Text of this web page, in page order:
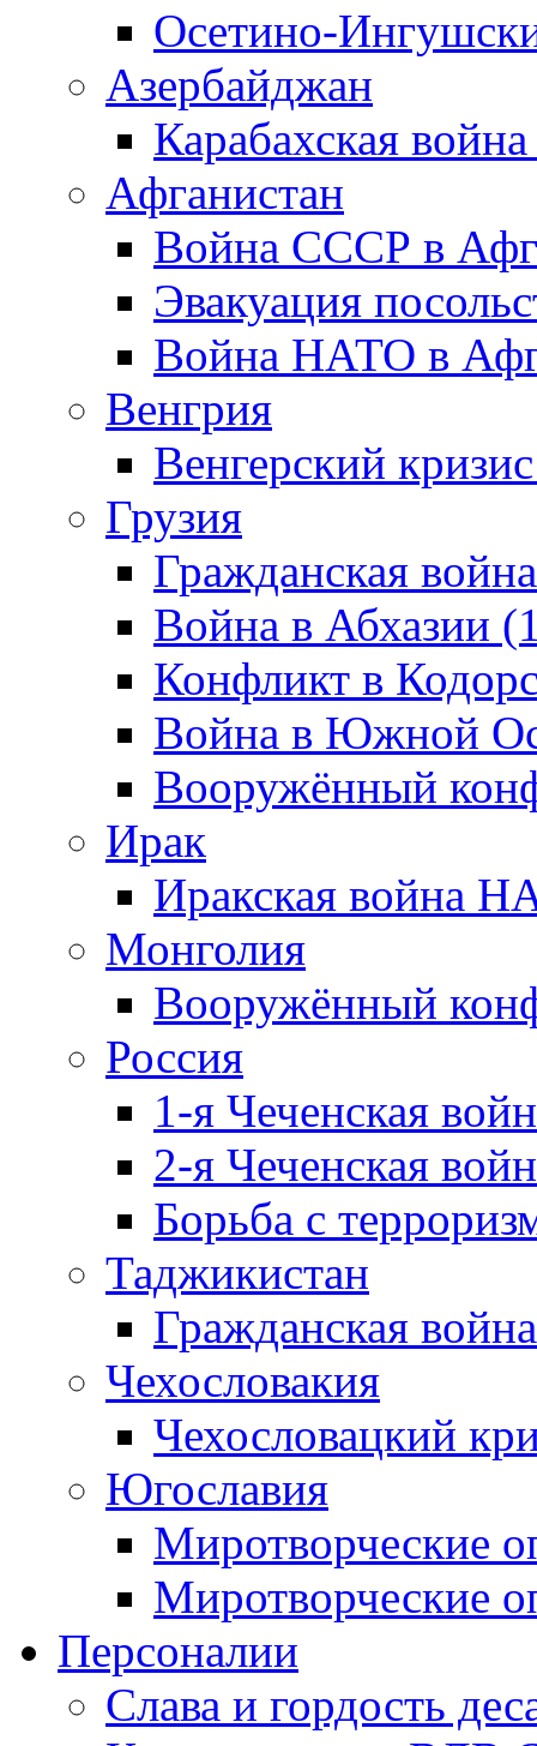
Осетино-
Азербайджан
Карабахская
Афганистан
Война СССР в
Эвакуация
Война НАТО в
Венгрия
Венгерский
Грузия
Гражданская
Война в Абхазии
Конфликт в
Война в Южной
Вооружённый
Ирак
Иракская война
Монголия
Вооружённый
Россия
1-я Чеченская
2-я Чеченская
Борьба с
Таджикистан
Гражданская
Чехословакия
Чехословацкий
Югославия
Миротворческие
Миротворческие
Персоналии
Слава и гордость